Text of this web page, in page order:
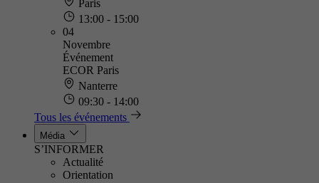
Paris
13:00 - 15:00
04
Novembre
Événement
ECOR Paris
Nanterre
09:30 - 14:00
Tous les événements
Média
S’INFORMER
Actualité
Orientation